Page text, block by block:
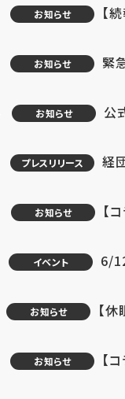
お知らせ 【
お知らせ 緊
お知らせ 公
プレスリリース 経
お知らせ 【
イベント 6/
お知らせ 【
お知らせ 【